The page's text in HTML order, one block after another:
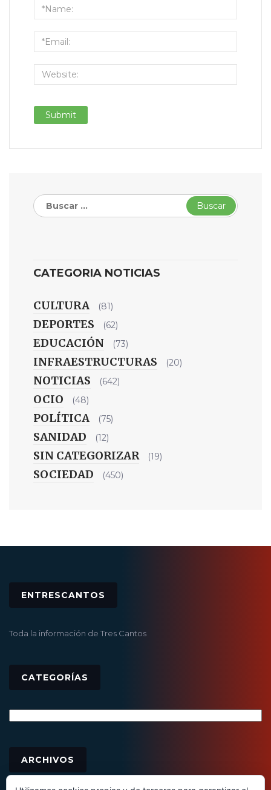
Buscar:
CATEGORIA NOTICIAS
CULTURA (81)
DEPORTES (62)
EDUCACIÓN (73)
INFRAESTRUCTURAS (20)
NOTICIAS (642)
OCIO (48)
POLÍTICA (75)
SANIDAD (12)
SIN CATEGORIZAR (19)
SOCIEDAD (450)
ENTRESCANTOS
Toda la información de Tres Cantos
CATEGORÍAS
ARCHIVOS